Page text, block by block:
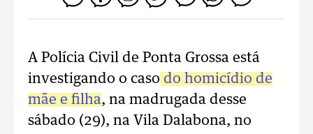
A Polícia Civil de Ponta Grossa está
investigando o caso do homicídio de
mãe e filha, na madrugada desse
sábado (29), na Vila Dalabona, no